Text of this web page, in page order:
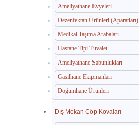
Ameliyathane Evyeleri
Dezenfektan Ürünleri (Aparatları)
Medikal Taşıma Arabaları
Hastane Tipi Tuvalet
Ameliyathane Sabunlukları
Gasilhane Ekipmanları
Doğumhane Ürünleri
Dış Mekan Çöp Kovaları